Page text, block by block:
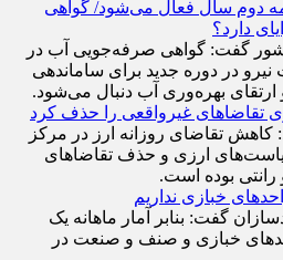
دوم سال فعال می‌شود/ گواهی
دارد؟
گفت: گواهی صرفه‌جویی آب در
نیرو در دوره جدید برای ساماندهی
بهره‌وری آب دنبال می‌شود.
تقاضاهای غیرواقعی را حذف کرد
کاهش تقاضای روزانه ارز در مرکز
ارزی و حذف تقاضا‌های
رانتی بوده است.
خبازی نداریم
گفت: بنابر آمار ماهانه یک
خبازی و صنف و صنعت در